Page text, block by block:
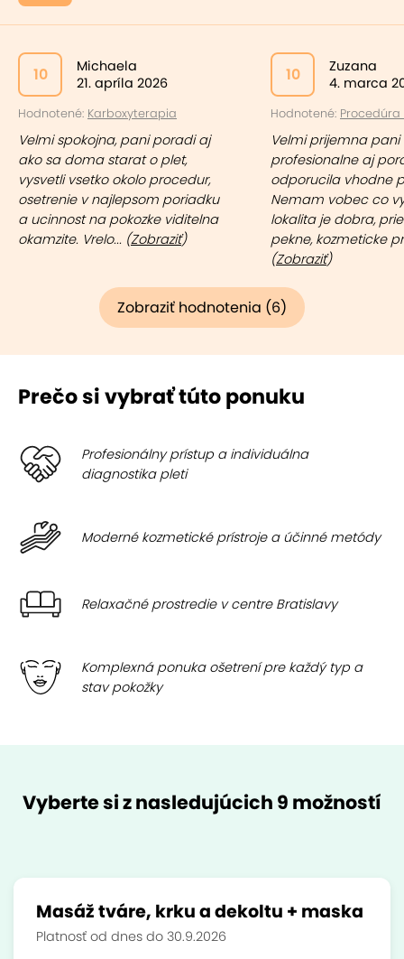
10
Michaela
21. apríla 2026
Hodnotené: Karboxyterapia
Velmi spokojna, pani poradi aj
ako sa doma starat o plet,
vysvetli vsetko okolo procedur,
osetrenie v najlepsom poriadku
a ucinnost na pokozke viditelna
okamzite. Vrelo... (Zobraziť)
10
Zuzana
4. marca
Hodnotené: Procedúra
Velmi prijemna pani
profesionalne aj
odporucila vhodne
Nemam vobec co
lokalita je dobra,
pekne, kozmeticke
(Zobraziť)
Zobraziť hodnotenia (6)
Prečo si vybrať túto ponuku
Profesionálny prístup a individuálna
diagnostika pleti
Moderné kozmetické prístroje a účinné metódy
Relaxačné prostredie v centre Bratislavy
Komplexná ponuka ošetrení pre každý typ a
stav pokožky
Vyberte si z nasledujúcich 9 možností
Masáž tváre, krku a dekoltu + maska
Platnosť od dnes do 30.9.2026